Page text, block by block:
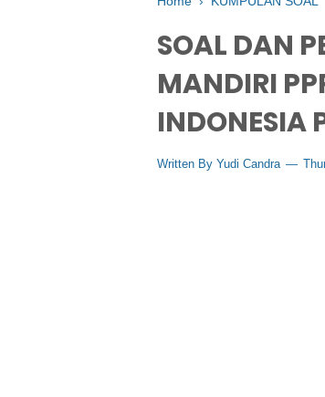
SOAL DAN
MANDIRI
INDONESIA
Written By Yudi Candra